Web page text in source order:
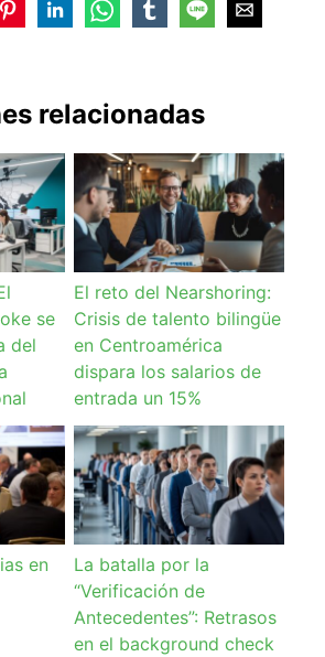
relacionadas
se
del
El reto del Nearshoring:
Crisis de talento bilingüe
en Centroamérica
dispara los salarios de
entrada un 15%
en
La batalla por la
“Verificación de
Antecedentes”: Retrasos
en el background check